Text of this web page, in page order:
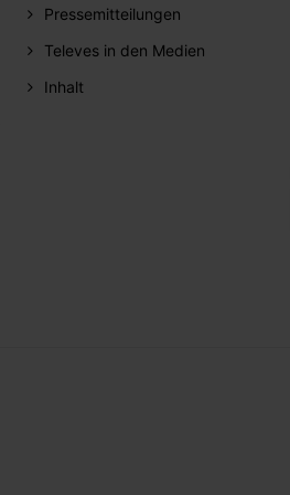
Pressemitteilungen
Televes in den Medien
Inhalt